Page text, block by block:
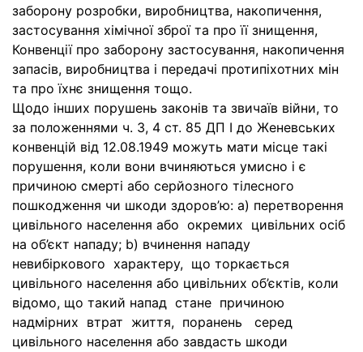
заборону розробки, виробництва, накопичення,
застосування хімічної зброї та про її знищення,
Конвенції про заборону застосування, накопичення
запасів, виробництва і передачі протипіхотних мін
та про їхнє знищен­ня тощо.
Щодо інших порушень законів та звичаїв війни, то
за положеннями ч. 3, 4 ст. 85 ДП І до Женевських
конвенцій від 12.08.1949 можуть мати місце такі
порушення, коли вони вчиняються умисно і є
причиною смерті або серйозного тілесного
пошкодження чи шкоди здоров’ю: a) перетворення
цивільного населення або окремих цивільних осіб
на об’єкт нападу; b) вчинення нападу
невибіркового характеру, що торкається
цивільного населення або цивільних об’єктів, коли
відомо, що такий напад стане причиною
надмірних втрат життя, поранень серед
цивільного населення або завдасть шкоди